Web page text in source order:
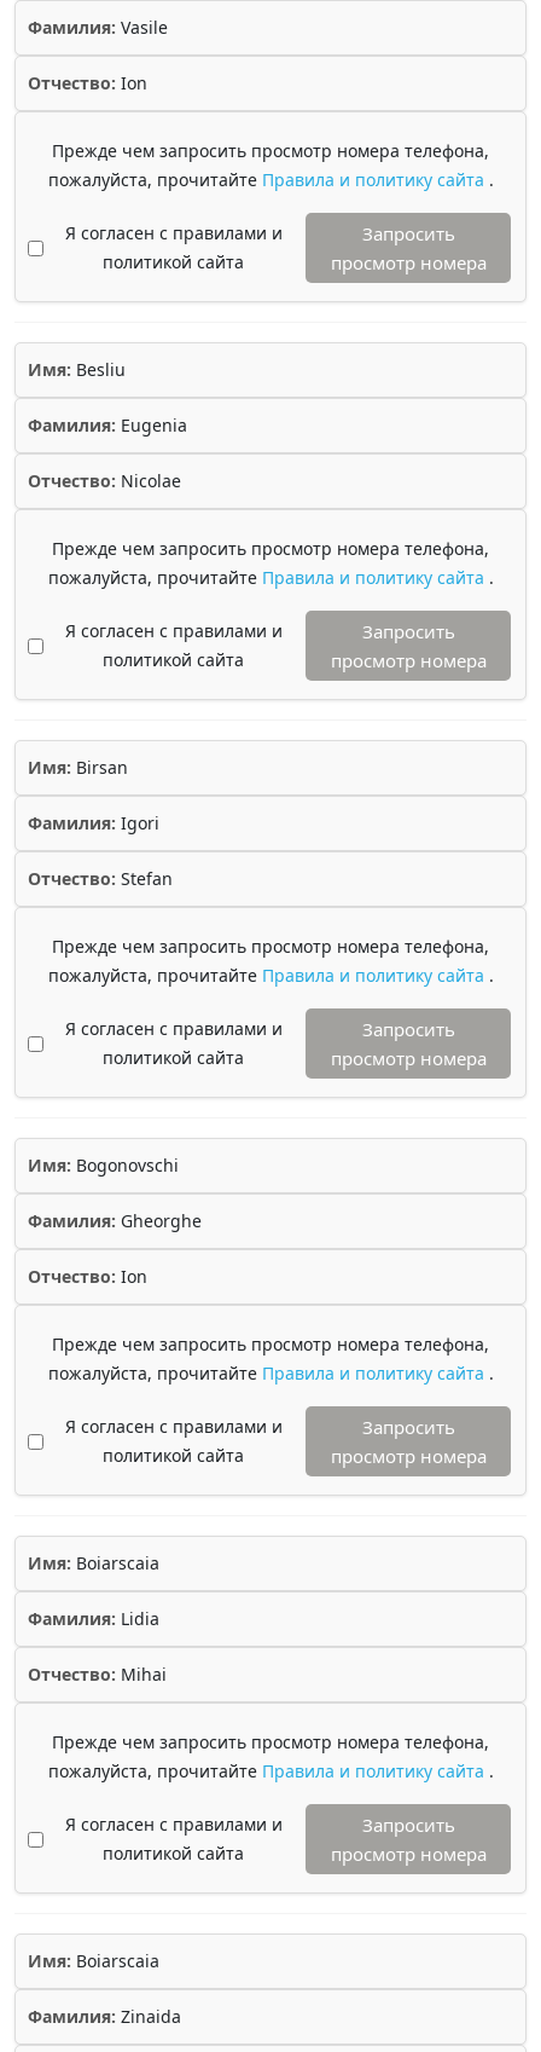
Фамилия: Vasile
Отчество: Ion
Прежде чем запросить просмотр номера телефона,
пожалуйста, прочитайте Правила и политику сайта .
Я согласен с правилами и
политикой сайта
Запросить
просмотр номера
Имя: Besliu
Фамилия: Eugenia
Отчество: Nicolae
Прежде чем запросить просмотр номера телефона,
пожалуйста, прочитайте Правила и политику сайта .
Я согласен с правилами и
политикой сайта
Запросить
просмотр номера
Имя: Birsan
Фамилия: Igori
Отчество: Stefan
Прежде чем запросить просмотр номера телефона,
пожалуйста, прочитайте Правила и политику сайта .
Я согласен с правилами и
политикой сайта
Запросить
просмотр номера
Имя: Bogonovschi
Фамилия: Gheorghe
Отчество: Ion
Прежде чем запросить просмотр номера телефона,
пожалуйста, прочитайте Правила и политику сайта .
Я согласен с правилами и
политикой сайта
Запросить
просмотр номера
Имя: Boiarscaia
Фамилия: Lidia
Отчество: Mihai
Прежде чем запросить просмотр номера телефона,
пожалуйста, прочитайте Правила и политику сайта .
Я согласен с правилами и
политикой сайта
Запросить
просмотр номера
Имя: Boiarscaia
Фамилия: Zinaida